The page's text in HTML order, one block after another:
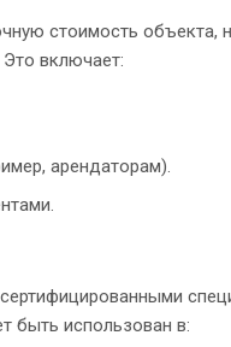
стоимость объекта,
включает:
арендаторам).
быть использован в: